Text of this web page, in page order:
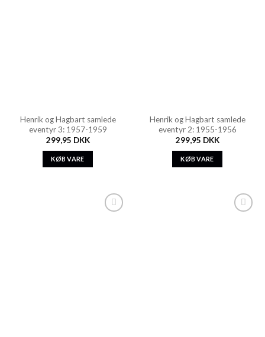
Henrik og Hagbart samlede
eventyr 3: 1957-1959
299,95 DKK
KØB VARE
Henrik og Hagbart samlede
eventyr 2: 1955-1956
299,95 DKK
KØB VARE